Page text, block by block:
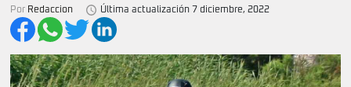
Por Redaccion Última actualización 7 diciembre, 2022